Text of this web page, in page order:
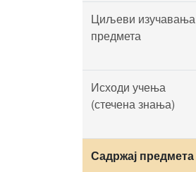
Циљеви изучавања
предмета
Исходи учења
(стечена знања)
Садржај предмета